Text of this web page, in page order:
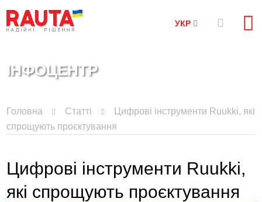
УКР
ІНФОЦЕНТР
Головна Статті
Цифрові інструменти Ruukki, які
спрощують проєктування
Цифрові інструменти Ruukki,
які спрощують проєктування